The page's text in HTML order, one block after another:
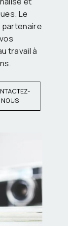
Le
travail à
NOUS